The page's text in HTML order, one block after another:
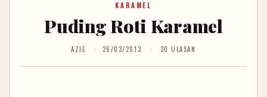
KARAMEL
Puding Roti Karamel
AZIE 26/03/2013 30 ULASAN